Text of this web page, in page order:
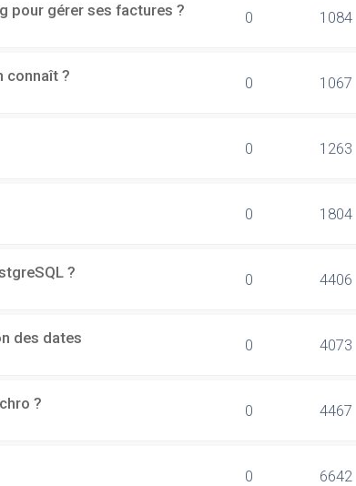
pour gérer ses factures ? 0 1084
connaît ? 0 1067
0 1263
0 1804
? 0 4406
des dates 0 4073
? 0 4467
0 6642